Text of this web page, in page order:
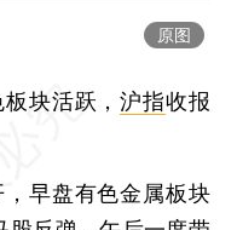
原图
板块活跃，沪指收报
早盘有色金属板块